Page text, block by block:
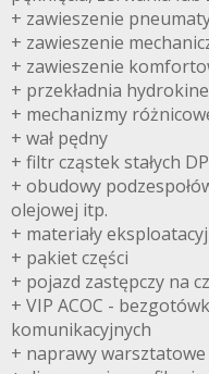
+ zawieszenie
+ zawieszenie
+ zawieszenie
+ przekładnia
+ mechanizmy
+ wał pędny
+ filtr cząstek stałych
+ obudowy
olejowej itp.
+ materiały
+ pakiet części
+ pojazd zastępczy na
+ VIP ACOC -
komunikacyjnych
+ naprawy warsztatowe